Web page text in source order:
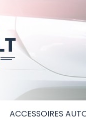
ACCESSOIRES